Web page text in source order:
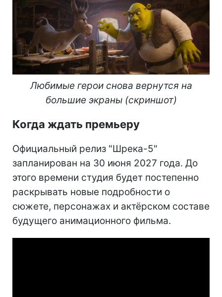
Любимые герои снова вернутся на
большие экраны (скриншот)
Когда ждать премьеру
Официальный релиз "Шрека-5"
запланирован на 30 июня 2027 года. До
этого времени студия будет постепенно
раскрывать новые подробности о
сюжете, персонажах и актёрском составе
будущего анимационного фильма.